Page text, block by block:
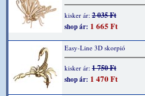
kisker ár: 2 035 Ft
shop ár: 1 665 Ft
Easy-Line 3D skorpió
kisker ár: 1 750 Ft
shop ár: 1 470 Ft